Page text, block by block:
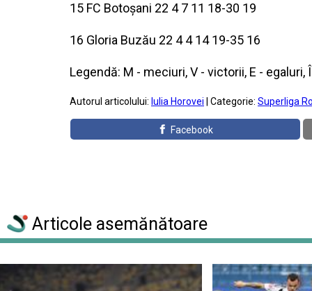
15 FC Botoșani 22 4 7 11 18-30 19
16 Gloria Buzău 22 4 4 14 19-35 16
Legendă: M - meciuri, V - victorii, E -
Autorul articolului: Iulia Horovei | Categorie: Superliga
Facebook
Articole asemănătoare